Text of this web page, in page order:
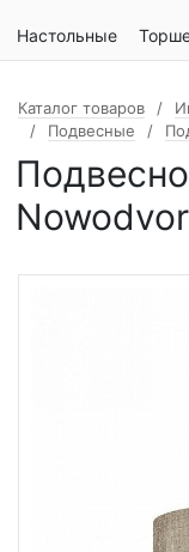
Настольные
Каталог товаров
Подвесные